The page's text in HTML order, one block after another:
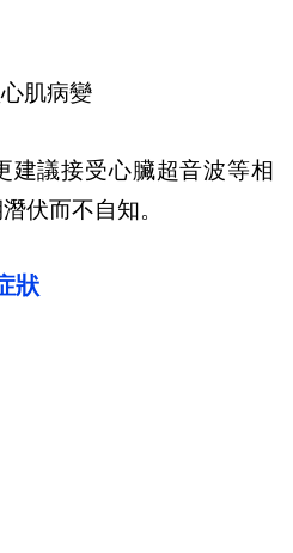
肌病變
建議接受心臟超音波等相
伏而不自知。
狀